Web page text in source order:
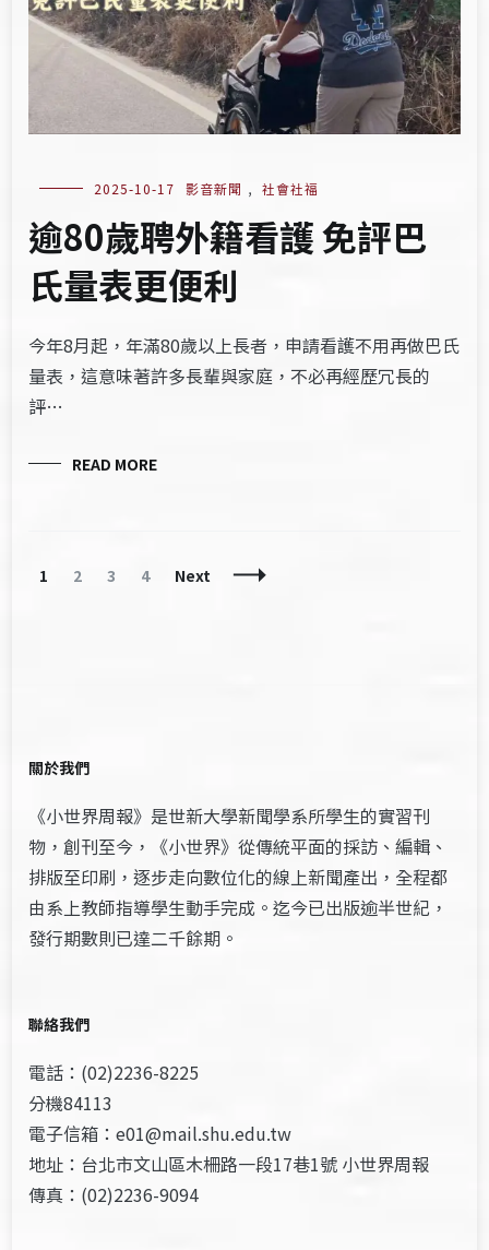
2025-10-17 影音新聞 , 社會社福
逾80歲聘外籍看護 免評巴
氏量表更便利
今年8月起，年滿80歲以上長者，申請看護不用再做巴氏
量表，這意味著許多長輩與家庭，不必再經歷冗長的
評…
READ MORE
Posts
Page
1 Page
2 Page
3 Page
4 Next
關於我們
《小世界周報》是世新大學新聞學系所學生的實習刊
物，創刊至今，《小世界》從傳統平面的採訪、編輯、
排版至印刷，逐步走向數位化的線上新聞產出，全程都
由系上教師指導學生動手完成。迄今已出版逾半世紀，
發行期數則已達二千餘期。
聯絡我們
電話：(02)2236-8225
分機84113
電子信箱：e01@mail.shu.edu.tw
地址：台北市文山區木柵路一段17巷1號 小世界周報
傳真：(02)2236-9094